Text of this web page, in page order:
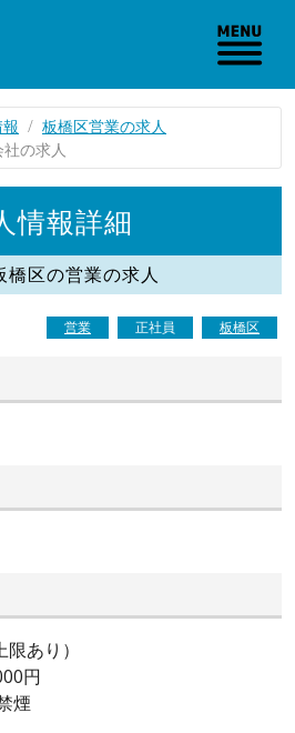
板橋区営業の求人
の求人
情報詳細
橋区の営業の求人
営業 正社員 板橋区
あり）
円
煙